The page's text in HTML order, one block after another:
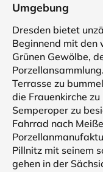
Umgebung
Dresden bietet
Beginnend mit den
Grünen Gewölbe,
Terrasse zu
die Frauenkirche
Semperoper zu
Fahrrad nach
Pillnitz mit seinem
gehen in der